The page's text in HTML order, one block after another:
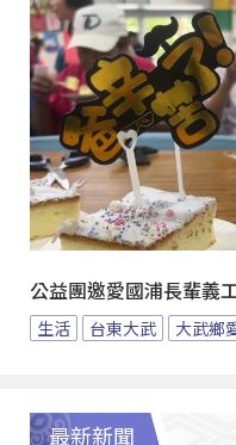
公益團邀愛國浦長輩義
生活 台東大武 大武鄉
最新新聞